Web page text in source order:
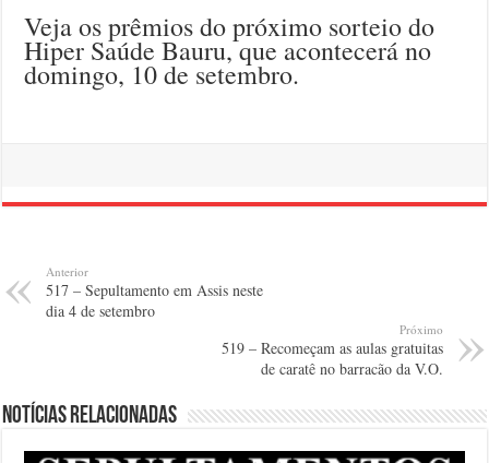
Veja os prêmios do próximo sorteio do
Hiper Saúde Bauru, que acontecerá no
domingo, 10 de setembro.
Anterior
517 – Sepultamento em Assis neste
dia 4 de setembro
Próximo
519 – Recomeçam as aulas gratuitas
de caratê no barracão da V.O.
Notícias relacionadas